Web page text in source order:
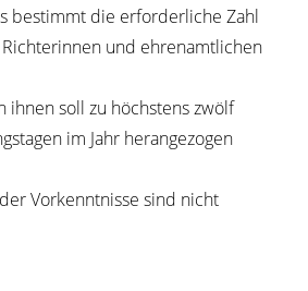
bestimmt die erforderliche Zahl
und ehrenamtlichen
ihnen soll zu höchstens zwölf
im Jahr herangezogen
Vorkenntnisse sind nicht